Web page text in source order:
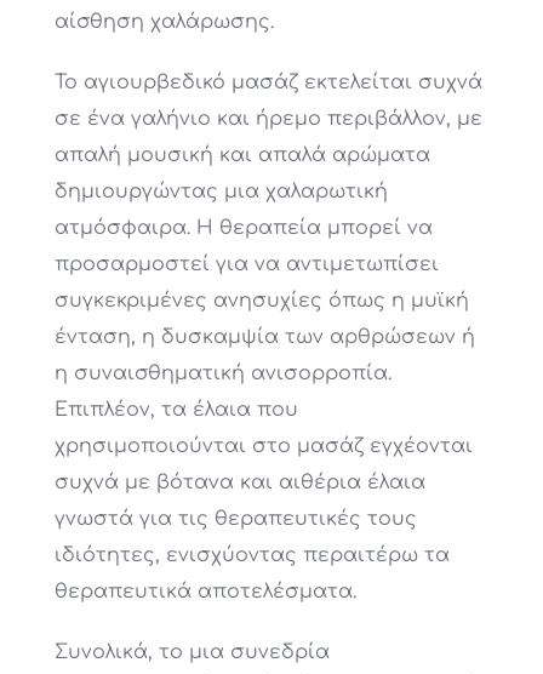
αίσθηση χαλάρωσης.
Το αγιουρβεδικό μασάζ εκτελείται συχνά
σε ένα γαλήνιο και ήρεμο περιβάλλον, με
απαλή μουσική και απαλά αρώματα
δημιουργώντας μια χαλαρωτική
ατμόσφαιρα. Η θεραπεία μπορεί να
προσαρμοστεί για να αντιμετωπίσει
συγκεκριμένες ανησυχίες όπως η μυϊκή
ένταση, η δυσκαμψία των αρθρώσεων ή
η συναισθηματική ανισορροπία.
Επιπλέον, τα έλαια που
χρησιμοποιούνται στο μασάζ εγχέονται
συχνά με βότανα και αιθέρια έλαια
γνωστά για τις θεραπευτικές τους
ιδιότητες, ενισχύοντας περαιτέρω τα
θεραπευτικά αποτελέσματα.
Συνολικά, το μια συνεδρία